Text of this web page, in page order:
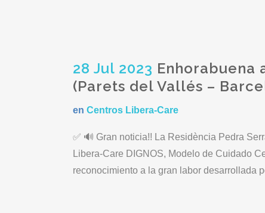
28 Jul 2023 Enhorabuena
(Parets del Vallés –
en Centros Libera-Care
✅ 🔊 Gran noticia!! La Residència Pedra
Libera-Care DIGNOS, Modelo de Cuidado
reconocimiento a la gran labor desarrollada